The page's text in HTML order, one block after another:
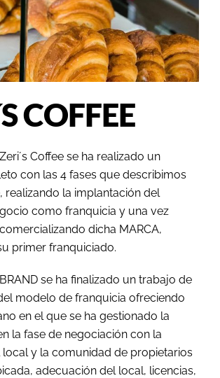
COFFEE
Coffee se ha realizado un
con las 4 fases que describimos
realizando la implantación del
como franquicia y una vez
dicha MARCA,
primer franquiciado.
se ha finalizado un trabajo de
modelo de franquicia ofreciendo
en el que se ha gestionado la
la fase de negociación con la
y la comunidad de propietarios
adecuación del local, licencias,